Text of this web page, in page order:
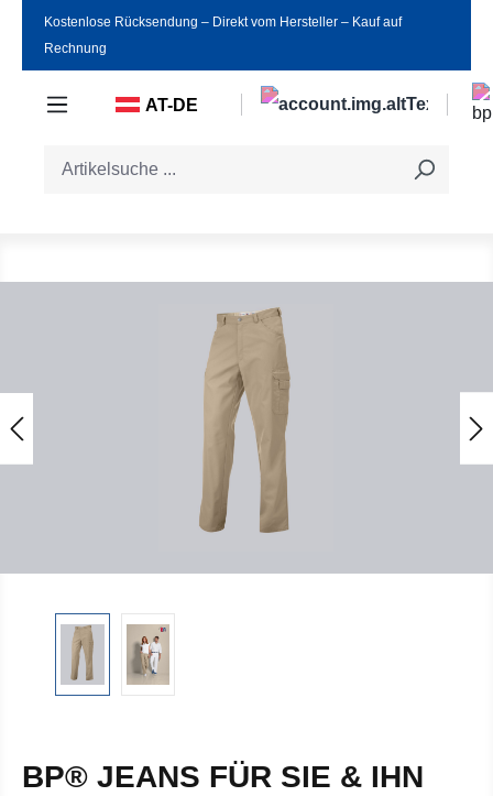
Zum Hauptinhalt springen
Kostenlose Rücksendung ‒ Direkt vom Hersteller ‒ Kauf auf
Rechnung
AT-DE
BP® JEANS FÜR SIE & IHN